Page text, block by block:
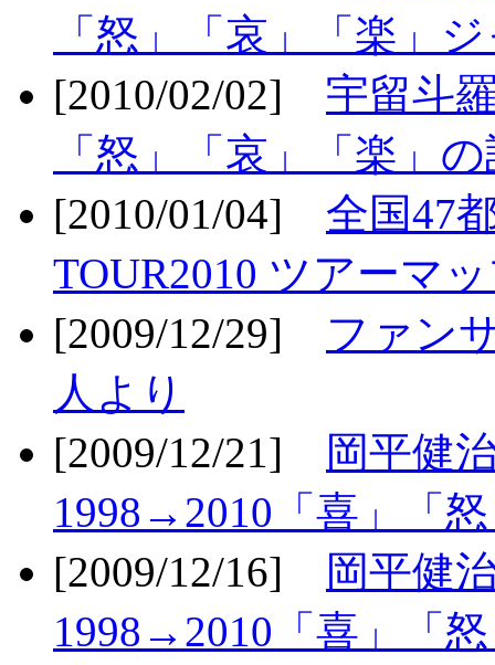
「怒」「哀」「楽」
[2010/02/02] 宇留斗
「怒」「哀」「楽」
[2010/01/04] 全国47
TOUR2010 ツアーマ
[2009/12/29] ファン
人より
[2009/12/21]
岡平健
1998→2010「喜」「
[2009/12/16]
岡平健
1998→2010「喜」「